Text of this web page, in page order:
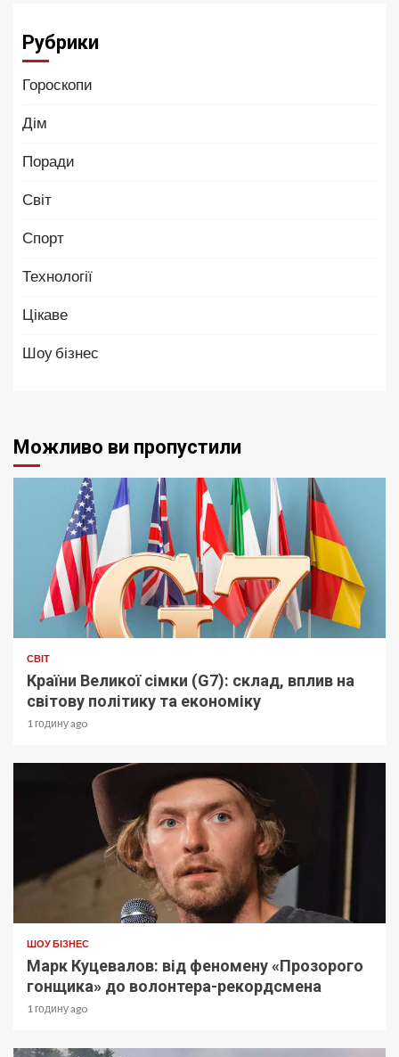
Рубрики
Гороскопи
Дім
Поради
Світ
Спорт
Технології
Цікаве
Шоу бізнес
Можливо ви пропустили
СВІТ
Країни Великої сімки (G7): склад, вплив на
світову політику та економіку
1 годину ago
ШОУ БІЗНЕС
Марк Куцевалов: від феномену «Прозорого
гонщика» до волонтера-рекордсмена
1 годину ago